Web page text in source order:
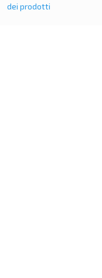
dei prodotti